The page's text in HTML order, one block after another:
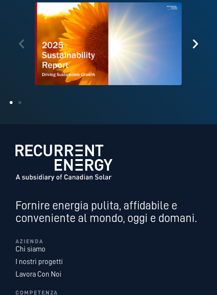
Fornire energia pulita, affidabile e
conveniente al mondo, oggi e domani.
AZIENDA
Chi siamo
I nostri progetti
Lavora Con Noi
COMPETENZA